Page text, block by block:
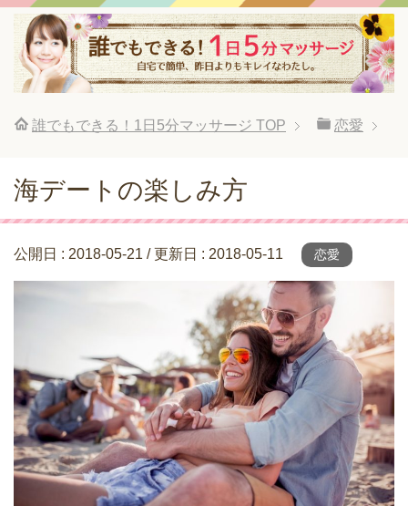
誰でもできる！1日5分マッサージ TOP 恋愛
海デートの楽しみ方
公開日 : 2018-05-21 / 更新日 : 2018-05-11 恋愛